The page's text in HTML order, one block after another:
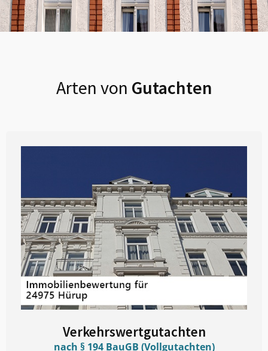
Arten von Gutachten
Verkehrswertgutachten
nach § 194 BauGB (Vollgutachten)